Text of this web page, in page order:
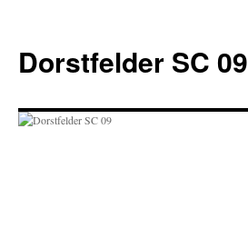
springen
Dorstfelder SC 09